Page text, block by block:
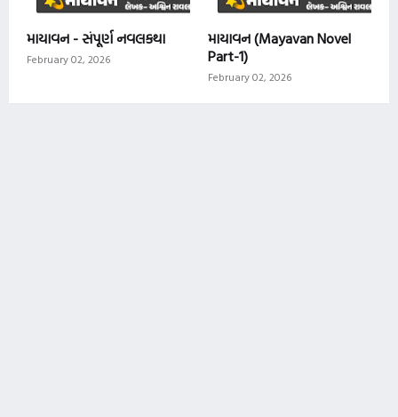
માયાવન - સંપૂર્ણ નવલકથા
February 02, 2026
માયાવન (Mayavan Novel
Part-1)
February 02, 2026